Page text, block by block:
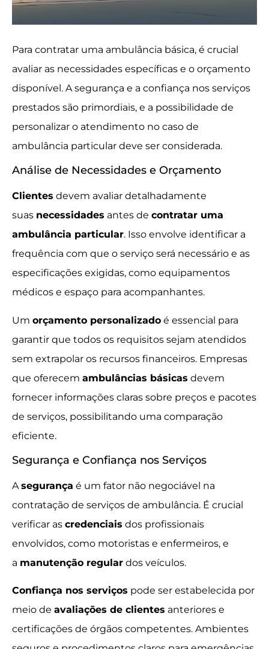
Para contratar uma ambulância básica, é crucial
avaliar as necessidades específicas e o orçamento
disponível. A segurança e a confiança nos serviços
prestados são primordiais, e a possibilidade de
personalizar o atendimento no caso de
ambulância particular deve ser considerada.
Análise de Necessidades e Orçamento
Clientes devem avaliar detalhadamente
suas necessidades antes de contratar uma
ambulância particular. Isso envolve identificar a
frequência com que o serviço será necessário e as
especificações exigidas, como equipamentos
médicos e espaço para acompanhantes.
Um orçamento personalizado é essencial para
garantir que todos os requisitos sejam atendidos
sem extrapolar os recursos financeiros. Empresas
que oferecem ambulâncias básicas devem
fornecer informações claras sobre preços e pacotes
de serviços, possibilitando uma comparação
eficiente.
Segurança e Confiança nos Serviços
Asegurança é um fator não negociável na
contratação de serviços de ambulância. É crucial
verificar as credenciais dos profissionais
envolvidos, como motoristas e enfermeiros, e
a manutenção regular dos veículos.
Confiança nos serviços pode ser estabelecida por
meio de avaliações de clientes anteriores e
certificações de órgãos competentes. Ambientes